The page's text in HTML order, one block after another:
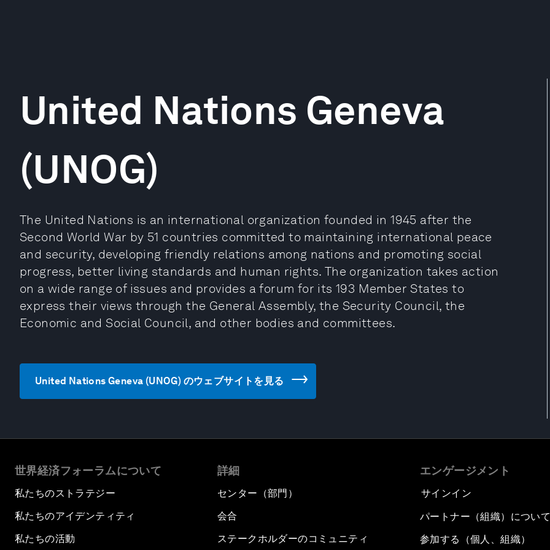
United Nations Geneva
(UNOG)
The United Nations is an international organization founded in 1945 after the
Second World War by 51 countries committed to maintaining international peace
and security, developing friendly relations among nations and promoting social
progress, better living standards and human rights. The organization takes action
on a wide range of issues and provides a forum for its 193 Member States to
express their views through the General Assembly, the Security Council, the
Economic and Social Council, and other bodies and committees.
United Nations Geneva (UNOG) のウェブサイトを見る
世界経済フォーラムについて
私たちのストラテジー
私たちのアイデンティティ
私たちの活動
詳細
センター（部門）
会合
ステークホルダーのコミュニティ
エンゲージメント
サインイン
パートナー（組織）について
参加する（個人、組織）